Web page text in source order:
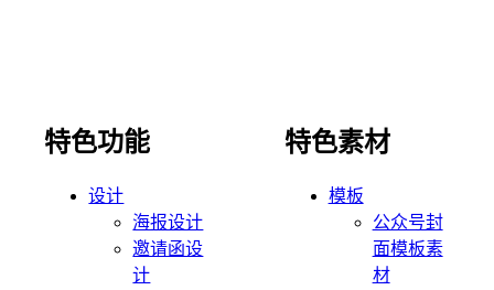
特色功能
设计
海报设计
邀请函设
计
特色素材
模板
公众号封
面模板素
材